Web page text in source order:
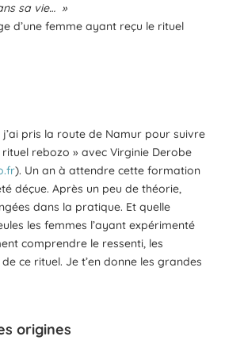
sa vie… »
d’une femme ayant reçu le rituel
j’ai pris la route de Namur pour suivre
rebozo » avec Virginie Derobe
). Un an à attendre cette formation
déçue. Après un peu de théorie,
dans la pratique. Et quelle
les femmes l’ayant expérimenté
comprendre le ressenti, les
ce rituel. Je t’en donne les grandes
origines